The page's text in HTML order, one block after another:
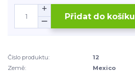
Přidat do košíku
Číslo produktu:
12
Země:
Mexico